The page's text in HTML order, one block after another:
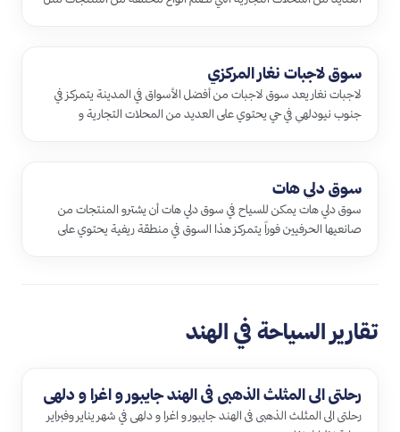
سوق لاجبات نغار المركزي
لاجبات نغار يعد سوق لاجبات من أفضل الأسواق في المدينة يتمركز في
جنوب نيودلهي في حي يحتوي على العديد من المحلات التجارية و
سوق دلي هات
سوق دلي هات يمكن للسياح في سوق دلي هات أن يشترو المنتجات من
صانعيها الحرفيين فوراً يتمركز هذا السوق في منطقة ريفية يحتوي على
تقارير السياحة في الهند
رحلتى الى المثلث الذهبى فى الهند جايبور و اغرا و دلهى
رحلتى الى المثلث الذهبى فى الهند جايبور و اغرا و دلهى في شهر يناير وفبراير